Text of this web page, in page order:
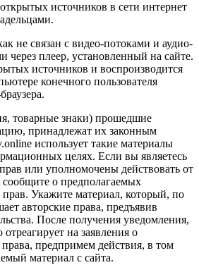
источников в сети интернет
не связан с видео-потоками и аудио-
через плеер, установленный на сайте.
источников и воспроизводится
конечного пользователя
товарные знаки) прошедшие
принадлежат их законным
использует такие материалы
целях. Если вы являетесь
или уполномочены действовать от
о предполагаемых
Укажите материал, который, по
авторские права, предъявив
После получения уведомления,
на заявления о
предпримем действия, в том
материал с сайта.